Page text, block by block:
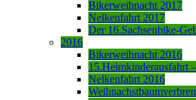
Bikerweihnacht 2017
Nelkenfahrt 2017
Der 16.Sachsenbike-
2016
Bikerweihnacht 2016
15.Heimkinderausfahrt
Nelkenfahrt 2016